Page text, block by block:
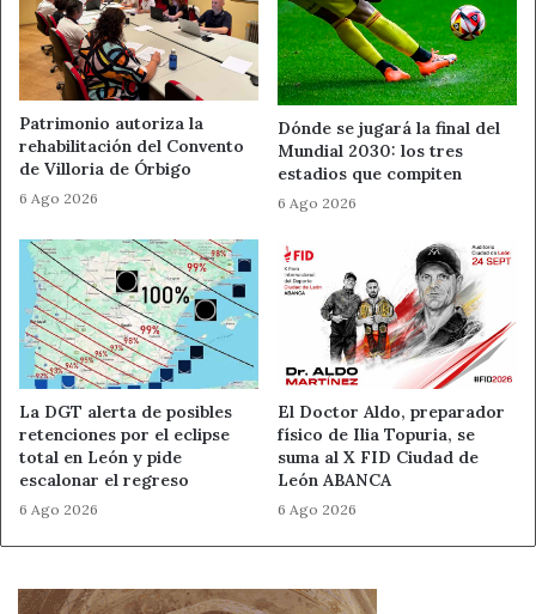
mejora de las comunicaciones, algo que “exigiremos al
equipo de gobierno que se concrete”.
Ahora León Noticias de León
PP de León
Patrimonio autoriza la
rehabilitación del Convento
de Villoria de Órbigo
6 Ago 2026
Dónde se jugará la final del
Mundial 2030: los tres
estadios que compiten
6 Ago 2026
La DGT alerta de posibles
retenciones por el eclipse
total en León y pide
escalonar el regreso
6 Ago 2026
El Doctor Aldo, preparador
físico de Ilia Topuria, se
suma al X FID Ciudad de
León ABANCA
6 Ago 2026